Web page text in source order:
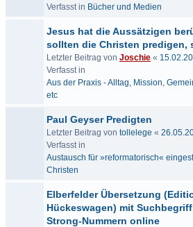
Verfasst in Bücher und Medien
Jesus hat die Aussätzigen
sollten die Christen predigen,
Letzter Beitrag von Joschie «
Verfasst in
Aus der Praxis - Alltag, Mission,
etc
Paul Geyser Predigten
Letzter Beitrag von tollelege «
Verfasst in
Austausch für »reformatorisch«
Christen
Elberfelder Übersetzung
Hückeswagen) mit
Strong-Nummern online